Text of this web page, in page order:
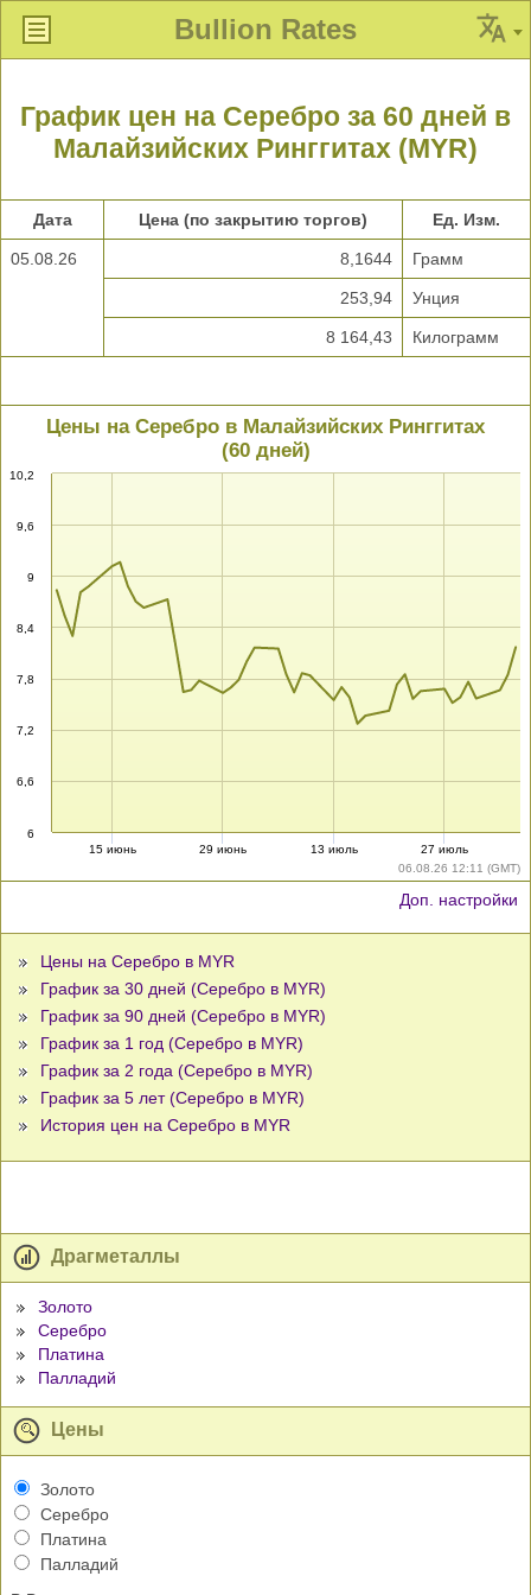
Bullion Rates
График цен на Серебро за 60 дней в
Малайзийских Ринггитах (MYR)
Дата Цена (по закрытию торгов) Ед. Изм.
05.08.26 8,1644 Грамм
253,94 Унция
8 164,43 Килограмм
06.08.26 12:11 (GMT)
Цены на Серебро в Малайзийских Ринггитах
(60 дней)
6
6,6
7,2
7,8
8,4
9
9,6
10,2
15 июнь 29 июнь 13 июль 27 июль
Доп. настройки
Цены на Серебро в MYR
График за 30 дней (Серебро в MYR)
График за 90 дней (Серебро в MYR)
График за 1 год (Серебро в MYR)
График за 2 года (Серебро в MYR)
График за 5 лет (Серебро в MYR)
История цен на Серебро в MYR
Драгметаллы
Золото
Серебро
Платина
Палладий
Цены
Золото
Серебро
Платина
Палладий